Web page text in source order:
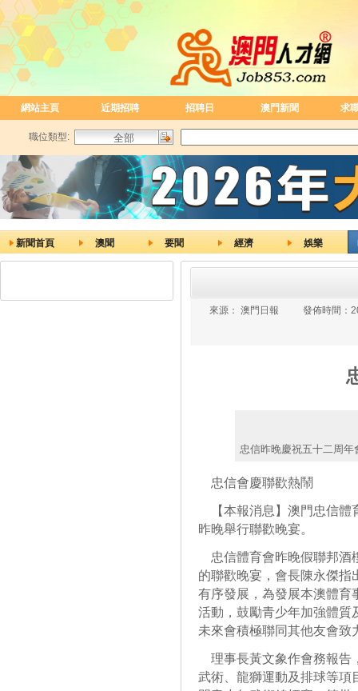
網站主頁 近期招聘 招聘日 澳門新聞 求
職位類型:
新聞首頁 澳聞 要聞 經濟 娛樂
來源： 澳門日報 發佈時間：
忠信昨晚慶祝五十二周年
忠信會慶聯歡熱鬧
【本報消息】澳門忠信體
昨晚舉行聯歡晚宴。
忠信體育會昨晚假聯邦酒
的聯歡晚宴，會長陳永傑指
有序發展，為發展本澳體育
活動，鼓勵青少年加強體質
未來會積極聯同其他友會致
理事長黃文象作會務報告
武術、龍獅運動及排球等項